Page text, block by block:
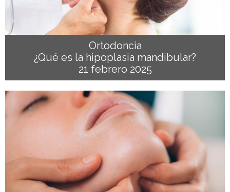
Ortodoncia
¿Qué es la hipoplasia mandibular?
21 febrero 2025